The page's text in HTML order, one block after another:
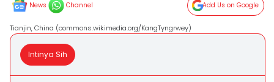
News Channel Add Us on Google
Tianjin, China (commons.wikimedia.org/KangTyngrwey)
Intinya Sih